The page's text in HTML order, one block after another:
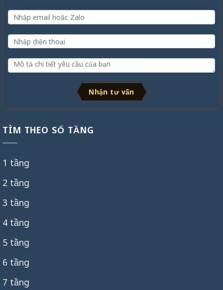
Nhận tư vấn
TÌM THEO SỐ TẦNG
1 tầng
2 tầng
3 tầng
4 tầng
5 tầng
6 tầng
7 tầng